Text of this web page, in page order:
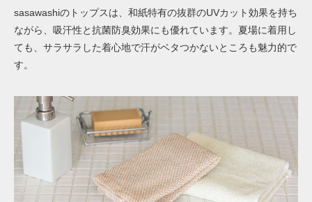
sasawashiのトップスは、和紙特有の抜群のUVカット効果を持ち
ながら、吸汗性と抗菌防臭効果にも優れています。夏場に着用し
ても、サラサラした着心地で汗がベタつかないところも魅力的で
す。